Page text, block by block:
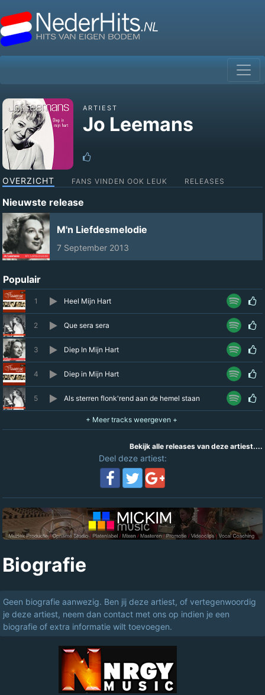
ARTIEST
Jo Leemans
OVERZICHT FANS VINDEN OOK LEUK RELEASES
Nieuwste release
M'n Liefdesmelodie
7 September 2013
Populair
1 Heel Mijn Hart
2 Que sera sera
3 Diep In Mijn Hart
4 Diep in Mijn Hart
5 Als sterren flonk'rend aan de hemel staan
Bekijk alle releases van deze artiest....
Deel deze artiest:
Biografie
Geen biografie aanwezig. Ben jij deze artiest, of vertegenwoordig
je deze artiest, neem dan contact met ons op indien je een
biografie of extra informatie wilt toevoegen.